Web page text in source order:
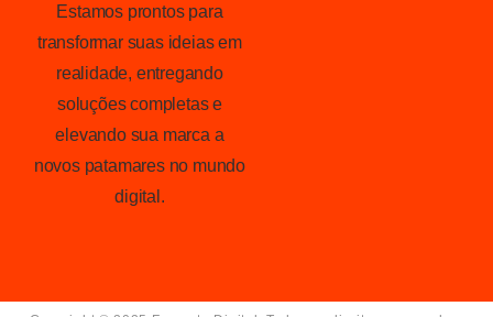
Estamos prontos para
transformar suas ideias em
realidade, entregando
soluções completas e
elevando sua marca a
novos patamares no mundo
digital.